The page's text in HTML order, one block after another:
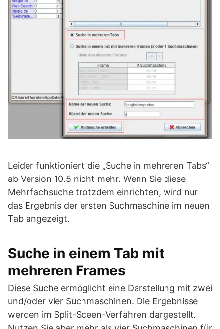
Leider funktioniert die „Suche in mehreren Tabs“
ab Version 10.5 nicht mehr. Wenn Sie diese
Mehrfachsuche trotzdem einrichten, wird nur
das Ergebnis der ersten Suchmaschine im neuen
Tab angezeigt.
Suche in einem Tab mit
mehreren Frames
Diese Suche ermöglicht eine Darstellung mit zwei
und/oder vier Suchmaschinen. Die Ergebnisse
werden im Split-Sceen-Verfahren dargestellt.